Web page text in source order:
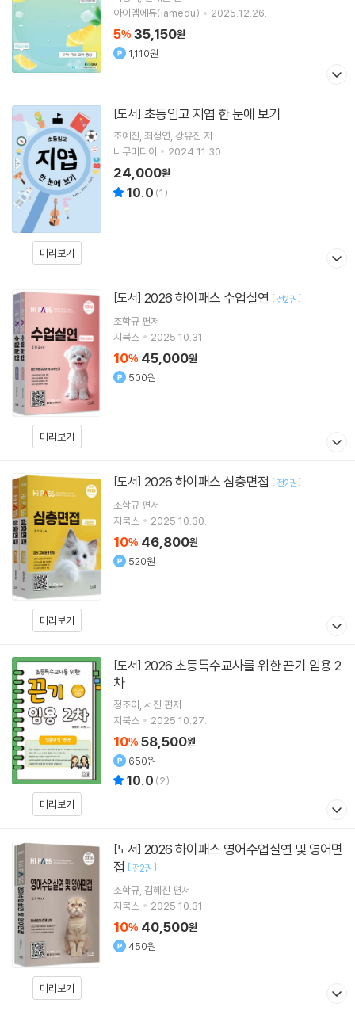
아이엠에듀(iamedu)
2025.12.26.
5% 35,150원
1,110원
미리보기
[도서] 초등임고 지엽 한 눈에 보기
조예진 최정연 강유진 저
나무미디어
2024.11.30.
24,000원
10.0 (1)
미리보기
[도서] 2026 하이패스 수업실연 [ 전2권]
조학규 편저
지북스
2025.10.31.
10% 45,000원
500원
미리보기
[도서] 2026 하이패스 심층면접 [ 전2권]
조학규 편저
지북스
2025.10.30.
10% 46,800원
520원
미리보기
[도서]
차
정조이 서진 편저
지북스
2025.10.27.
10% 58,500원
650원
10.0 (2)
미리보기
[도서]
접 [ 전2권 ]
조학규 김혜진 편저
지북스
2025.10.31.
10% 40,500원
450원